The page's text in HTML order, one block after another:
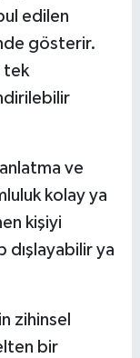
edilen
gösterir.
tek
ve
kolay ya
kişiyi
dışlayabilir ya
zihinsel
bir